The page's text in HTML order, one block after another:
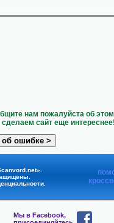
нам пожалуйста об
сайт еще интереснее!
.
Мы в Facebook,